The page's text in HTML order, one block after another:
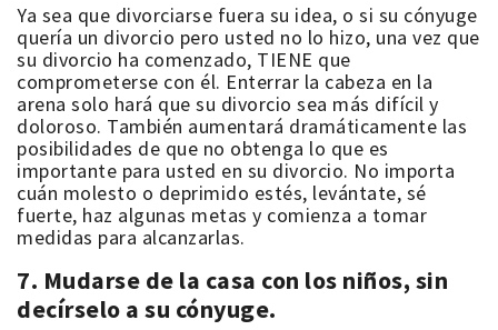
Ya sea que divorciarse fuera su idea, o si su cónyuge
quería un divorcio pero usted no lo hizo, una vez que
su divorcio ha comenzado, TIENE que
comprometerse con él. Enterrar la cabeza en la
arena solo hará que su divorcio sea más difícil y
doloroso. También aumentará dramáticamente las
posibilidades de que no obtenga lo que es
importante para usted en su divorcio. No importa
cuán molesto o deprimido estés, levántate, sé
fuerte, haz algunas metas y comienza a tomar
medidas para alcanzarlas.
7. Mudarse de la casa con los niños, sin
decírselo a su cónyuge.